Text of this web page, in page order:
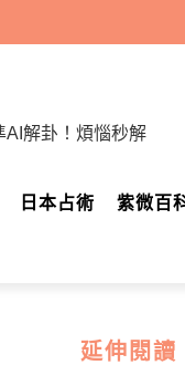
AI解卦！煩惱秒解
日本占術 紫微百
延伸閱讀